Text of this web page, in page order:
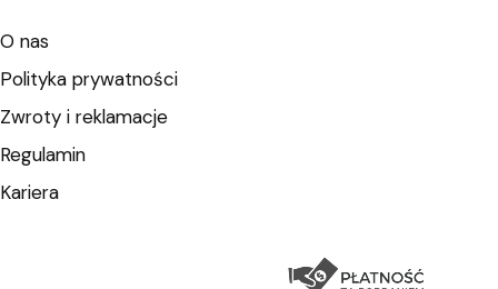
O nas
Polityka prywatności
Zwroty i reklamacje
Regulamin
Kariera